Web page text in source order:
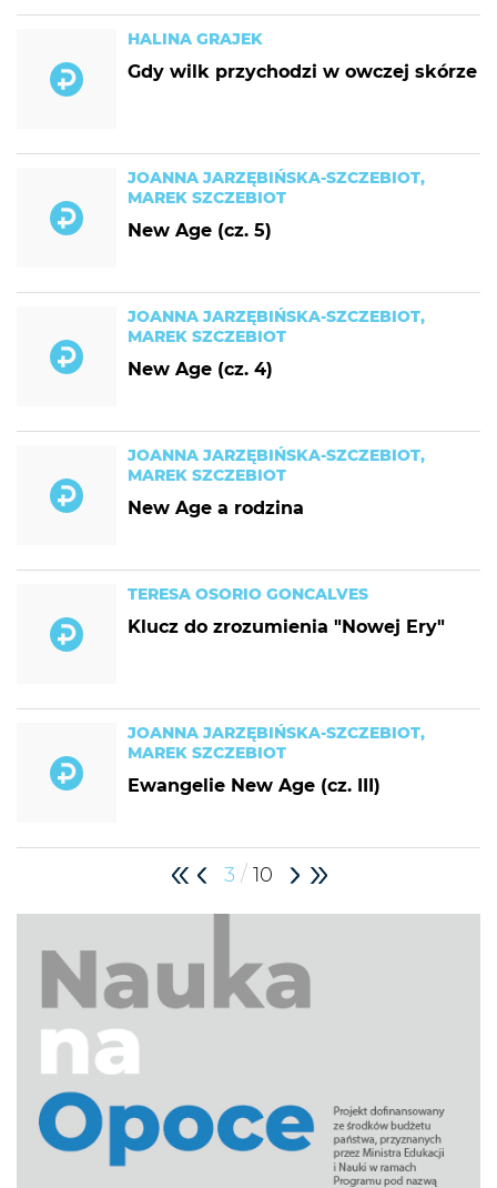
HALINA GRAJEK
Gdy wilk przychodzi w owczej skórze
JOANNA JARZĘBIŃSKA-SZCZEBIOT,
MAREK SZCZEBIOT
New Age (cz. 5)
JOANNA JARZĘBIŃSKA-SZCZEBIOT,
MAREK SZCZEBIOT
New Age (cz. 4)
JOANNA JARZĘBIŃSKA-SZCZEBIOT,
MAREK SZCZEBIOT
New Age a rodzina
TERESA OSORIO GONCALVES
Klucz do zrozumienia "Nowej Ery"
JOANNA JARZĘBIŃSKA-SZCZEBIOT,
MAREK SZCZEBIOT
Ewangelie New Age (cz. III)
3 / 10